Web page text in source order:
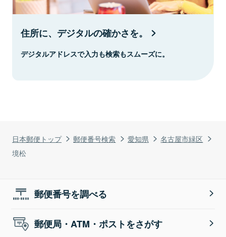
日本郵便トップ 郵便番号検索 愛知県
名古屋市緑区
境松
住所に、デジタルの確かさを。
デジタルアドレスで入力も検索もスムーズに。
郵便番号を調べる
郵便局・ATM・ポストをさがす